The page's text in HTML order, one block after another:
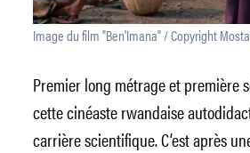
Image du film "Ben'Imana" / Copyright
Premier long métrage et première
cette cinéaste rwandaise
carrière scientifique. C’est après